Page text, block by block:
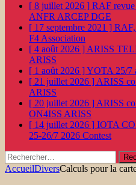
[ 8 juillet 2026 ] RAF
ANFR ARCEP DGE
[ 17 septembre 2021 ] RAF,
F4 Association
[ 4 août 2026 ] ARISS
ARISS
[ 1 août 2026 ]YOTA 25/7
[ 21 juillet 2026 ] ARISS
ARISS
[ 20 juillet 2026 ] ARISS
ON4ISS ARISS
[ 14 juillet 2026 ] IOTA
25-26/7 2026 Contest
Rechercher :
AccueilDiversCalculs pour la